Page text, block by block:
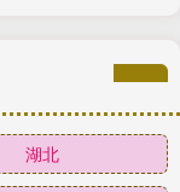
湖北